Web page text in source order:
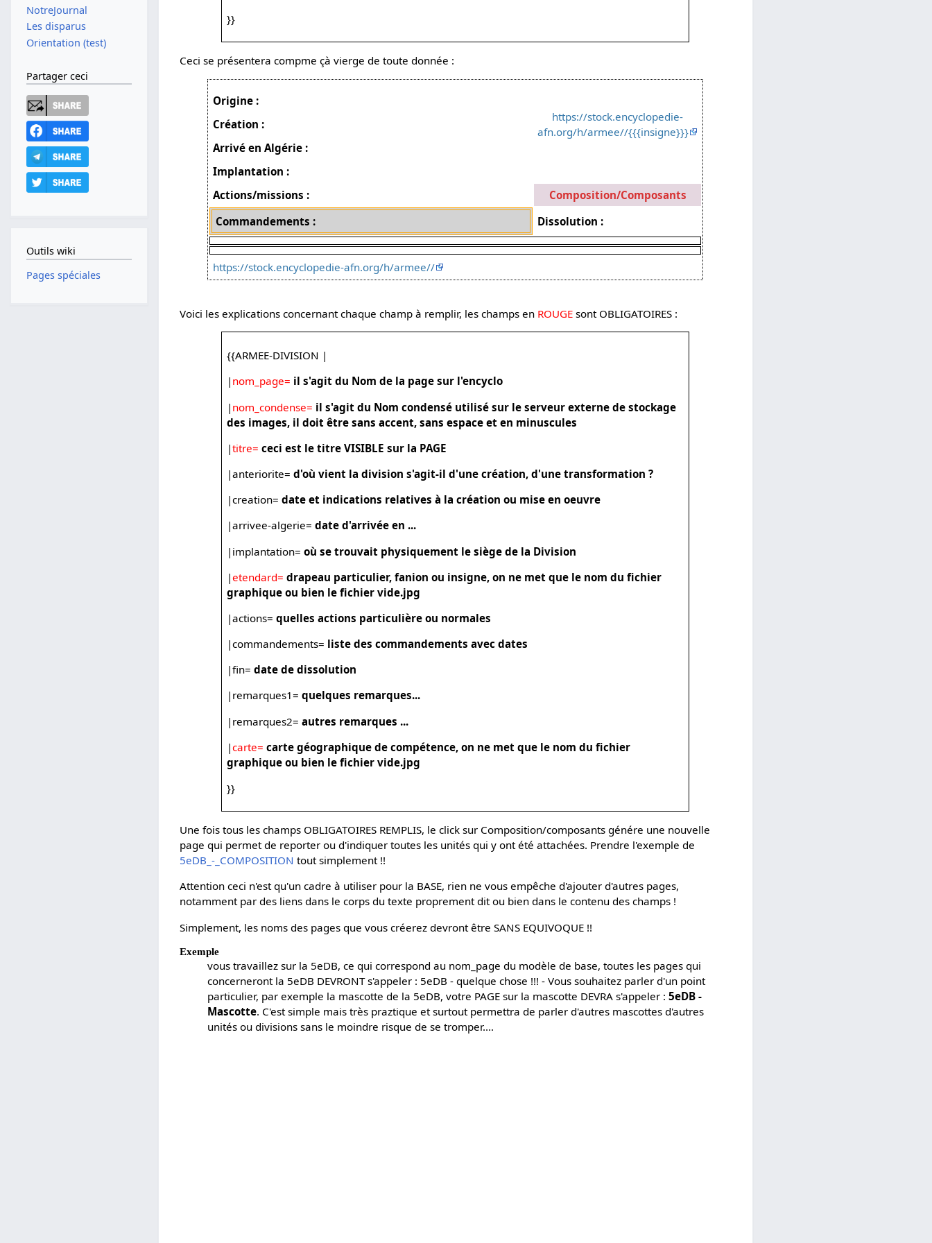
}}
Ceci se présentera compme çà vierge de toute donnée :
Origine :
https://stock.encyclopedie-
afn.org/h/armee//{{{insigne}}}
Création :
Arrivé en Algérie :
Implantation :
Actions/missions :
Composition/Composants
Commandements :
Dissolution :
https://stock.encyclopedie-afn.org/h/armee//
Voici les explications concernant chaque champ à remplir, les champs en ROUGE sont OBLIGATOIRES :
{{ARMEE-DIVISION |
| nom_page= il s'agit du Nom de la page sur l'encyclo
| nom_condense= il s'agit du Nom condensé utilisé sur le serveur externe de stockage
des images, il doit être sans accent, sans espace et en minuscules
|titre= ceci est le titre VISIBLE sur la PAGE
|anteriorite=d'où vient la division s'agit-il d'une création, d'une transformation ?
|creation=date et indications relatives à la création ou mise en oeuvre
|arrivee-algerie=date d'arrivée en ...
|implantation=où se trouvait physiquement le siège de la Division
|etendard= drapeau particulier, fanion ou insigne, on ne met que le nom du fichier
graphique ou bien le fichier vide.jpg
|actions=quelles actions particulière ou normales
|commandements= liste des commandements avec dates
|fin=date de dissolution
|remarques1=quelques remarques...
|remarques2=autres remarques ...
|carte= carte géographique de compétence, on ne met que le nom du fichier
graphique ou bien le fichier vide.jpg
}}
Une fois tous les champs OBLIGATOIRES REMPLIS, le click sur Composition/composants génére une nouvelle
page qui permet de reporter ou d'indiquer toutes les unités qui y ont été attachées. Prendre l'exemple de
5eDB_-_COMPOSITION tout simplement !!
Attention ceci n'est qu'un cadre à utiliser pour la BASE, rien ne vous empêche d'ajouter d'autres pages,
notamment par des liens dans le corps du texte proprement dit ou bien dans le contenu des champs !
Simplement, les noms des pages que vous créerez devront être SANS EQUIVOQUE !!
Exemple
vous travaillez sur la 5eDB, ce qui correspond au nom_page du modèle de base, toutes les pages qui
concerneront la 5eDB DEVRONT s'appeler : 5eDB - quelque chose !!! - Vous souhaitez parler d'un point
particulier, par exemple la mascotte de la 5eDB, votre PAGE sur la mascotte DEVRA s'appeler :5eDB -
Mascotte. C'est simple mais très praztique et surtout permettra de parler d'autres mascottes d'autres
unités ou divisions sans le moindre risque de se tromper....
NotreJournal
Les disparus
Orientation (test)
Partager ceci
Outils wiki
Pages spéciales